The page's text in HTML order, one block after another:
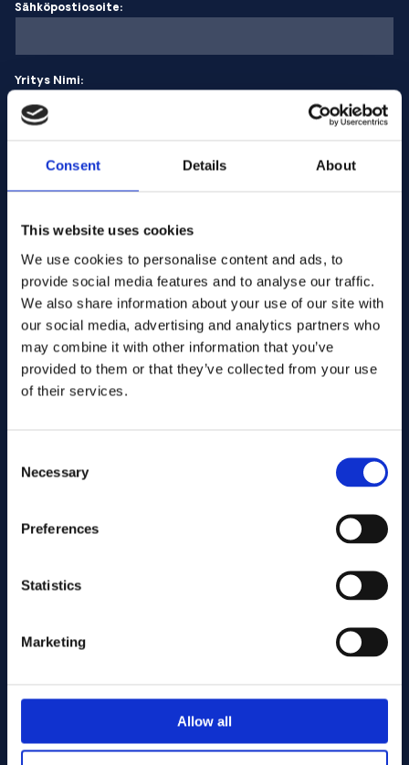
Consent Details About
This website uses cookies
We use cookies to personalise content and ads, to
provide social media features and to analyse our traffic.
We also share information about your use of our site with
our social media, advertising and analytics partners who
may combine it with other information that you’ve
provided to them or that they’ve collected from your use
of their services.
Selection
Necessary
Preferences
Statistics
Marketing
Allow all
Sähköpostiosoite:
Yritys Nimi:
Viestisi
Associerade produkter